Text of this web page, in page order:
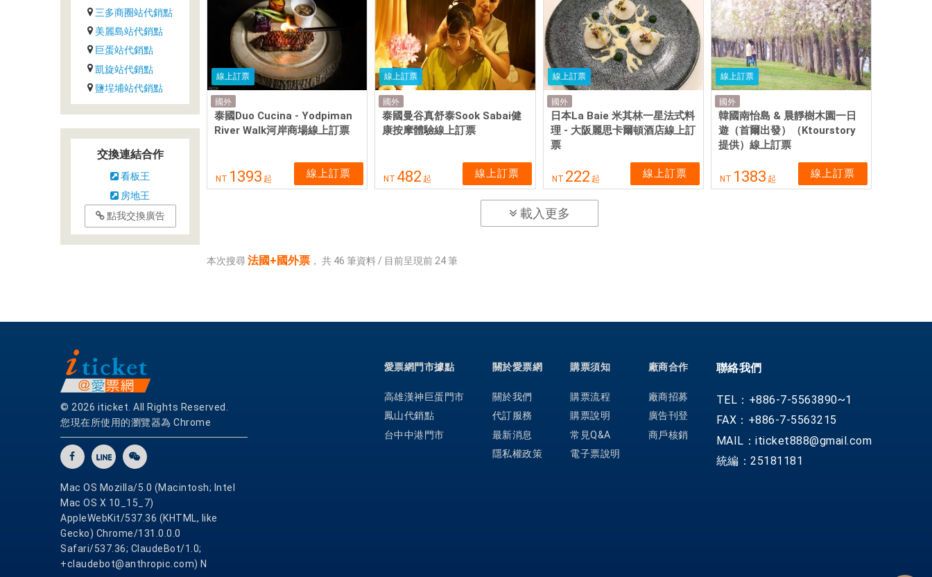
三多商圈站代銷點
美麗島站代銷點
巨蛋站代銷點
凱旋站代銷點
鹽埕埔站代銷點
交換連結合作
看板王
房地王
點我交換廣告
線上訂票
國外
泰國Duo Cucina - Yodpiman
River Walk河岸商場線上訂票
NT 1393 起 線上訂票
線上訂票
國外
泰國曼谷真舒泰Sook Sabai健
康按摩體驗線上訂票
NT 482 起 線上訂票
線上訂票
國外
日本La Baie 米其林一星法式料
理 - 大阪麗思卡爾頓酒店線上訂
票
NT 222 起 線上訂票
線上訂票
國外
韓國南怡島 & 晨靜樹木園一日
遊（首爾出發）（Ktourstory
提供）線上訂票
NT 1383 起 線上訂票
載入更多
本次搜尋 法國+國外票 ， 共 46 筆資料 / 目前呈現前 24 筆
© 2026 iticket. All Rights Reserved.
您現在所使用的瀏覽器為 Chrome
Mac OS Mozilla/5.0 (Macintosh; Intel
Mac OS X 10_15_7)
AppleWebKit/537.36 (KHTML, like
Gecko) Chrome/131.0.0.0
Safari/537.36; ClaudeBot/1.0;
+claudebot@anthropic.com) N
聯絡我們
TEL：+886-7-5563890~1
FAX：+886-7-5563215
MAIL：iticket888@gmail.com
統編：25181181
廠商合作
廠商招募
廣告刊登
商戶核銷
購票須知
購票流程
購票說明
常見Q&A
電子票說明
關於愛票網
關於我們
代訂服務
最新消息
隱私權政策
愛票網門市據點
高雄漢神巨蛋門市
鳳山代銷點
台中中港門市